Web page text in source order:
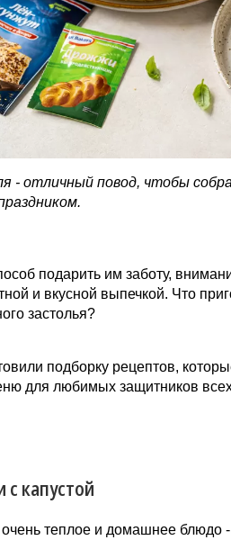
- отличный повод, чтобы
подарить им заботу,
и вкусной выпечкой. Что
застолья?
подборку рецептов,
для любимых защитников всех
капустой
теплое и домашнее блюдо